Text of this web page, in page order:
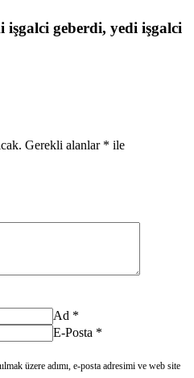
işgalci geberdi, yedi işgalci
Gerekli alanlar * ile
Ad *
E-Posta *
üzere adımı, e-posta adresimi ve web site